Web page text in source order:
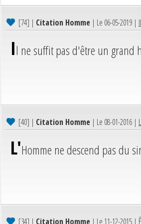
[74] | Citation Homme | Le 06-05-2019 |
Il ne suffit pas d'être un grand
[40] | Citation Homme | Le 08-01-2016 |
L'Homme ne descend pas du
[34] | Citation Homme | Le 11-12-2015 |